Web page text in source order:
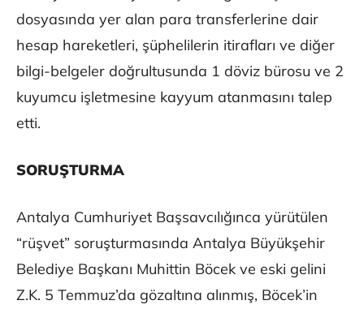
dosyasında yer alan para transferlerine dair
hesap hareketleri, şüphelilerin itirafları ve diğer
bilgi-belgeler doğrultusunda 1 döviz bürosu ve 2
kuyumcu işletmesine kayyum atanmasını talep
etti.
SORUŞTURMA
​​​​​​​Antalya Cumhuriyet Başsavcılığınca yürütülen
“rüşvet” soruşturmasında Antalya Büyükşehir
Belediye Başkanı Muhittin Böcek ve eski gelini
Z.K. 5 Temmuz’da gözaltına alınmış, Böcek’in